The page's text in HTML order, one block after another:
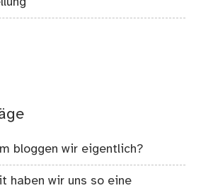
bloggen wir eigentlich?
haben wir uns so eine